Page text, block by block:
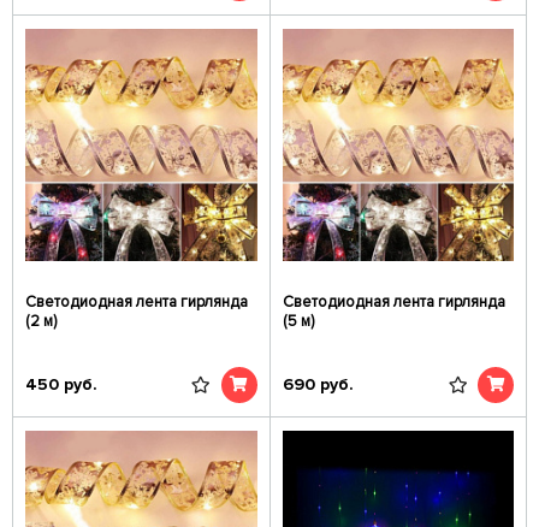
Светодиодная лента гирлянда
(2 м)
450 руб.
Светодиодная лента гирлянда
(5 м)
690 руб.